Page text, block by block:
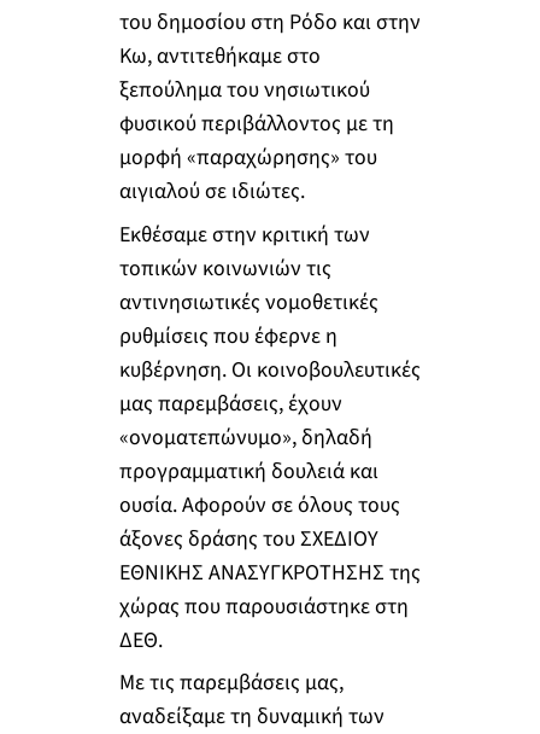
του δημοσίου στη Ρόδο και στην
Κω, αντιτεθήκαμε στο
ξεπούλημα του νησιωτικού
φυσικού περιβάλλοντος με τη
μορφή «παραχώρησης» του
αιγιαλού σε ιδιώτες.
Εκθέσαμε στην κριτική των
τοπικών κοινωνιών τις
αντινησιωτικές νομοθετικές
ρυθμίσεις που έφερνε η
κυβέρνηση. Οι κοινοβουλευτικές
μας παρεμβάσεις, έχουν
«ονοματεπώνυμο», δηλαδή
προγραμματική δουλειά και
ουσία. Αφορούν σε όλους τους
άξονες δράσης του ΣΧΕΔΙΟΥ
ΕΘΝΙΚΗΣ ΑΝΑΣΥΓΚΡΟΤΗΣΗΣ της
χώρας που παρουσιάστηκε στη
ΔΕΘ.
Με τις παρεμβάσεις μας,
αναδείξαμε τη δυναμική των